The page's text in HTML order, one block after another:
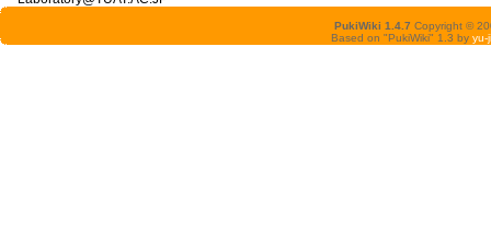
PukiWiki 1.4.7 Copyright ©
Based on "PukiWiki" 1.3 by yu-ji